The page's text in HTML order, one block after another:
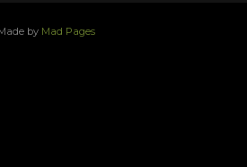
by Mad Pages